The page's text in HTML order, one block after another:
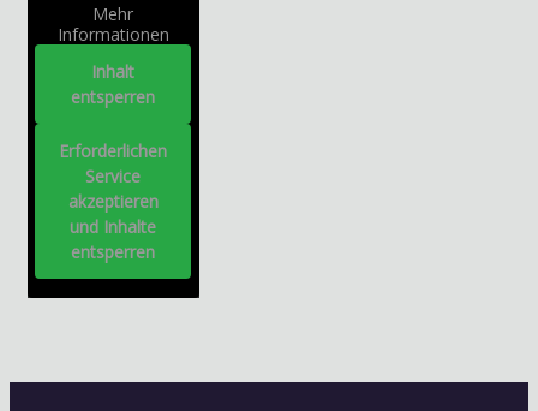
Mehr
Informationen
Inhalt
entsperren
Erforderlichen
Service
akzeptieren
und Inhalte
entsperren